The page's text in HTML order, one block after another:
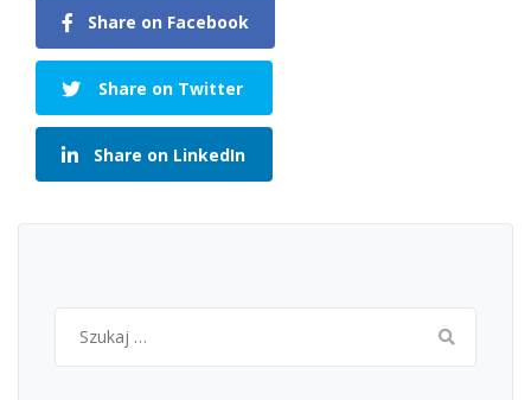
Share on Facebook
Share on Twitter
Share on LinkedIn